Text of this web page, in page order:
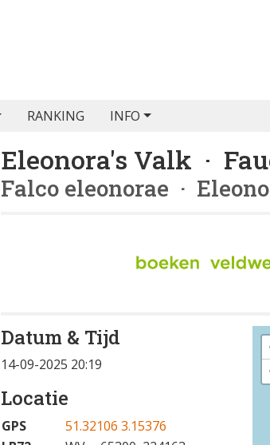
RANKING INFO
Eleonora's Valk ·
Falco eleonorae ·
Datum & Tijd
14-09-2025 20:19
Locatie
GPS
51.32106 3.15376